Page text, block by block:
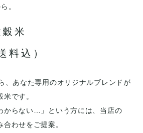
。
米
料込）
、あなた専用のオリジナルブレンドが
です。
からない…」という方には、当店の
わせをご提案。